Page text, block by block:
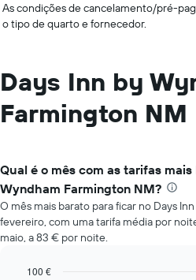
As condições de cancelamento/pré-
o tipo de quarto e fornecedor.
Days Inn by
Farmington NM
Qual é o mês com as tarifas
Wyndham Farmington NM?
O mês mais barato para ficar no Days
fevereiro, com uma tarifa média por
maio, a 83 € por noite.
100 €